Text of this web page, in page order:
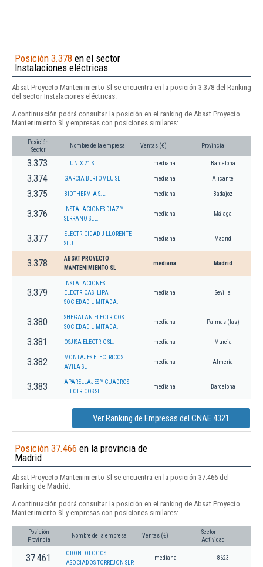
Posición 3.378 en el sector
Instalaciones eléctricas
Absat Proyecto Mantenimiento Sl se encuentra en la posición 3.378 del Ranking
del sector Instalaciones eléctricas.
A continuación podrá consultar la posición en el ranking de Absat Proyecto
Mantenimiento Sl y empresas con posiciones similares:
Posición
Sector
Nombre de la empresa Ventas (€) Provincia
3.373 LLUNIX 21 SL mediana Barcelona
3.374 GARCIA BERTOMEU SL mediana Alicante
3.375 BIOTHERMIA S.L. mediana Badajoz
3.376
INSTALACIONES DIAZ Y
SERRANO SLL.
mediana Málaga
3.377
ELECTRICIDAD J LLORENTE
SLU
mediana Madrid
3.378
ABSAT PROYECTO
MANTENIMIENTO SL
mediana Madrid
3.379
INSTALACIONES
ELECTRICAS ILIPA
SOCIEDAD LIMITADA.
mediana Sevilla
3.380
SHEGALAN ELECTRICOS
SOCIEDAD LIMITADA.
mediana Palmas (las)
3.381 OSJISA ELECTRIC SL. mediana Murcia
3.382
MONTAJES ELECTRICOS
AVILA SL
mediana Almería
3.383
APARELLAJES Y CUADROS
ELECTRICOS SL
mediana Barcelona
Ver Ranking de Empresas del CNAE 4321
Posición 37.466 en la provincia de
Madrid
Absat Proyecto Mantenimiento Sl se encuentra en la posición 37.466 del
Ranking de Madrid.
A continuación podrá consultar la posición en el ranking de Absat Proyecto
Mantenimiento Sl y empresas con posiciones similares:
Posición
Provincia
Nombre de la empresa Ventas (€)
Sector
Actividad
37.461
ODONTOLOGOS
ASOCIADOS TORREJON SLP.
mediana 8623